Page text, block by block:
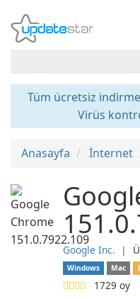
Tüm ücretsiz
Virüs
Anasayfa İnternet
Google Inc. ❘
Windows
Mac
1729 oy